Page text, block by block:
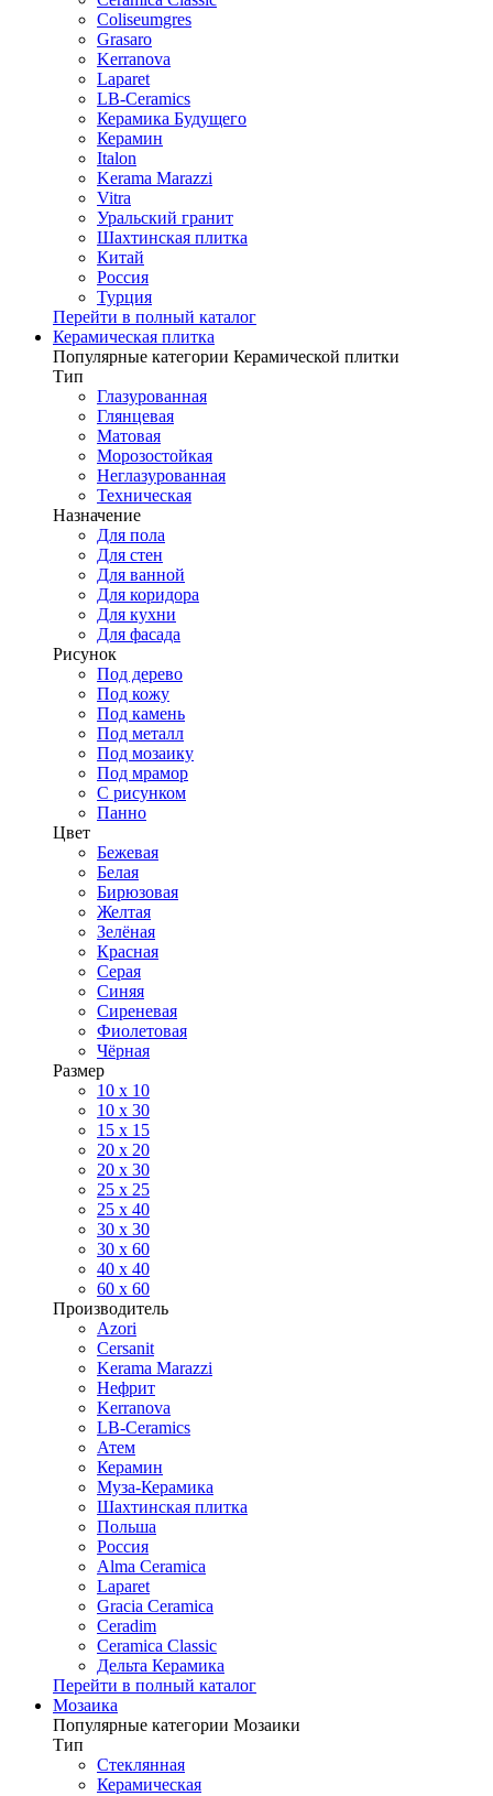
Coliseumgres
Grasaro
Kerranova
Laparet
LB-Ceramics
Керамика Будущего
Керамин
Italon
Kerama Marazzi
Vitra
Уральский гранит
Шахтинская плитка
Китай
Россия
Турция
Перейти в полный каталог
Керамическая плитка
Популярные категории Керамической плитки
Тип
Глазурованная
Глянцевая
Матовая
Морозостойкая
Неглазурованная
Техническая
Назначение
Для пола
Для стен
Для ванной
Для коридора
Для кухни
Для фасада
Рисунок
Под дерево
Под кожу
Под камень
Под металл
Под мозаику
Под мрамор
С рисунком
Панно
Цвет
Бежевая
Белая
Бирюзовая
Желтая
Зелёная
Красная
Серая
Синяя
Сиреневая
Фиолетовая
Чёрная
Размер
10 х 10
10 x 30
15 x 15
20 х 20
20 x 30
25 x 25
25 x 40
30 x 30
30 х 60
40 х 40
60 х 60
Производитель
Azori
Cersanit
Kerama Marazzi
Нефрит
Kerranova
LB-Ceramics
Атем
Керамин
Муза-Керамика
Шахтинская плитка
Польша
Россия
Alma Ceramica
Laparet
Gracia Ceramica
Ceradim
Ceramica Classic
Дельта Керамика
Перейти в полный каталог
Мозаика
Популярные категории Мозаики
Тип
Стеклянная
Керамическая